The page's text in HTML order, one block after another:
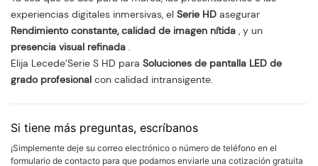
experiencias digitales inmersivas, el Serie HD asegurar
Rendimiento constante, calidad de imagen nítida , y un
presencia visual refinada .
Elija Lecede’Serie S HD para Soluciones de pantalla LED de
grado profesional con calidad intransigente.
Si tiene más preguntas, escríbanos
¡Simplemente deje su correo electrónico o número de teléfono en el
formulario de contacto para que podamos enviarle una cotización gratuita